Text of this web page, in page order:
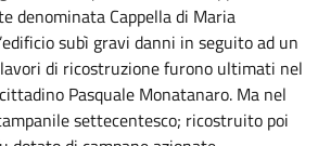
denominata Cappella di Maria
subì gravi danni in seguito ad un
di ricostruzione furono ultimati nel
Pasquale Monatanaro. Ma nel
settecentesco; ricostruito poi